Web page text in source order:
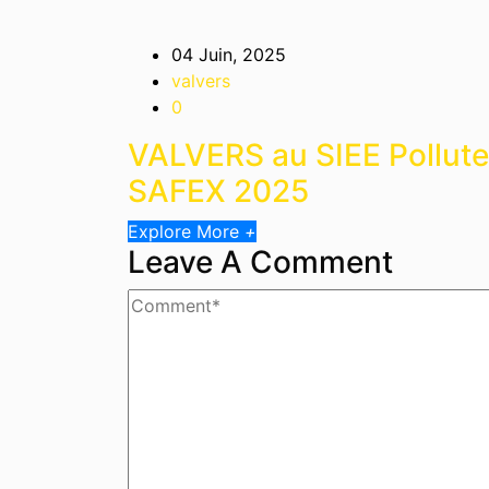
04 Juin, 2025
valvers
0
VALVERS au SIEE
SAFEX 2025
Explore More +
Leave A Comment